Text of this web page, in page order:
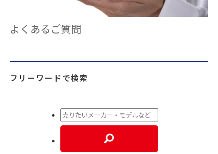
よくあるご質問
フリーワードで検索